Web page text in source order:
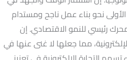
نحو بناء عمل ناجح ومستدام
محرك رئيسي للنمو الاقتصادي. إن
مما جعلها لا غنى عنها في